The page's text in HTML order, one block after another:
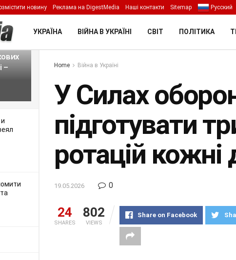
Filter
–
новину Реклама на DigestMedia Наші контакти Sitemap Русский
УКРАЇНА ВІЙНА В УКРАЇНІ СВІТ ПОЛІТИКА
Home Війна в Україні
У Силах
підготувати
ротацій кожні
19.05.2026 0
24
SHARES
802
VIEWS
Share on Facebook